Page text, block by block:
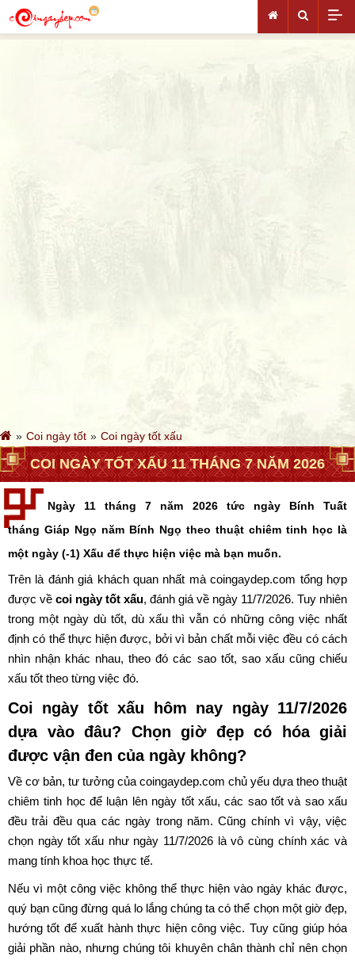
Coi ngày tốt Coi ngày tốt xấu
COI NGÀY TỐT XẤU 11 THÁNG 7 NĂM 2026
Ngày 11 tháng 7 năm 2026 tức ngày Bính Tuất
tháng Giáp Ngọ năm Bính Ngọ theo thuật chiêm tinh học là
một ngày (-1) Xấu để thực hiện việc mà bạn muốn.
Trên là đánh giá khách quan nhất mà coingaydep.com tổng hợp
được về coi ngày tốt xấu, đánh giá về ngày 11/7/2026. Tuy nhiên
trong một ngày dù tốt, dù xấu thì vẫn có những công việc nhất
định có thể thực hiện được, bởi vì bản chất mỗi việc đều có cách
nhìn nhận khác nhau, theo đó các sao tốt, sao xấu cũng chiếu
xấu tốt theo từng việc đó.
Coi ngày tốt xấu hôm nay ngày 11/7/2026
dựa vào đâu? Chọn giờ đẹp có hóa giải
được vận đen của ngày không?
Về cơ bản, tư tưởng của coingaydep.com chủ yếu dựa theo thuật
chiêm tinh học để luận lên ngày tốt xấu, các sao tốt và sao xấu
đều trải đều qua các ngày trong năm. Cũng chính vì vậy, việc
chọn ngày tốt xấu như ngày 11/7/2026 là vô cùng chính xác và
mang tính khoa học thực tế.
Nếu vì một công việc không thể thực hiện vào ngày khác được,
quý bạn cũng đừng quá lo lắng chúng ta có thể chọn một giờ đẹp,
hướng tốt để xuất hành thực hiện công việc. Tuy cũng giúp hóa
giải phần nào, nhưng chúng tôi khuyên chân thành chỉ nên chọn